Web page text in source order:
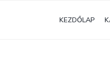
KEZDŐLAP